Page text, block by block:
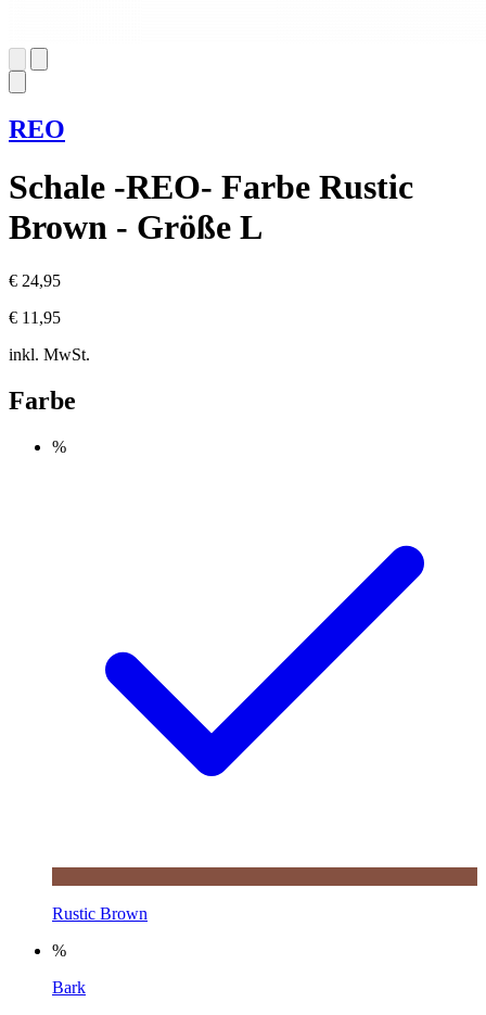
REO
Schale -REO- Farbe Rustic
Brown - Größe L
€ 24,95
€ 11,95
inkl. MwSt.
Farbe
%
Rustic Brown
%
Bark